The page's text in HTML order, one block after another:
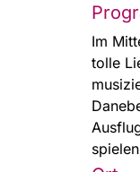
Im
tolle